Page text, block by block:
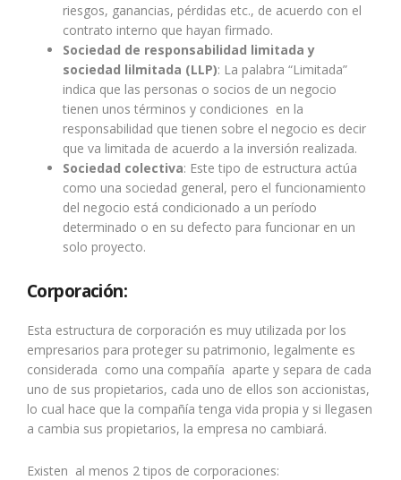
riesgos, ganancias, pérdidas etc., de acuerdo con el
contrato interno que hayan firmado.
Sociedad de responsabilidad limitada y
sociedad lilmitada (LLP): La palabra “Limitada”
indica que las personas o socios de un negocio
tienen unos términos y condiciones en la
responsabilidad que tienen sobre el negocio es decir
que va limitada de acuerdo a la inversión realizada.
Sociedad colectiva: Este tipo de estructura actúa
como una sociedad general, pero el funcionamiento
del negocio está condicionado a un período
determinado o en su defecto para funcionar en un
solo proyecto.
Corporación:
Esta estructura de corporación es muy utilizada por los
empresarios para proteger su patrimonio, legalmente es
considerada como una compañía aparte y separa de cada
uno de sus propietarios, cada uno de ellos son accionistas,
lo cual hace que la compañía tenga vida propia y si llegasen
a cambia sus propietarios, la empresa no cambiará.
Existen al menos 2 tipos de corporaciones: